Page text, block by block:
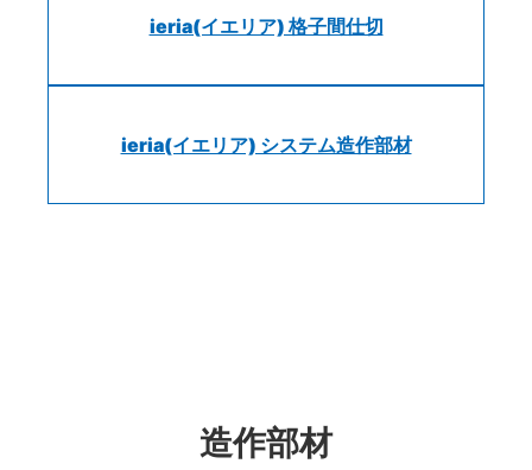
ieria(イエリア) 格子間仕切
ieria(イエリア) システム造作部材
造作部材